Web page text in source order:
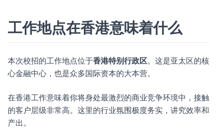
工作地点在香港意味着什么
本次校招的工作地点位于香港特别行政区。这是亚太区的核
心金融中心，也是众多国际资本的大本营。
在香港工作意味着你将身处最激烈的商业竞争环境中，接触
的客户层级非常高。这里的行业氛围极度务实，讲究效率和
产出。